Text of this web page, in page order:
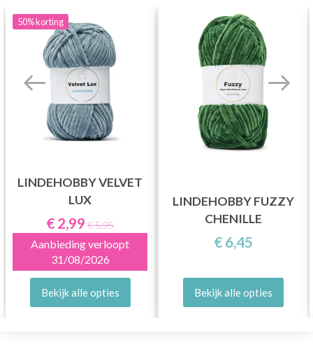
50%korting
LINDEHOBBY VELVET
LUX
€ 2,99 € 5,95
Aanbieding verloopt
31/08/2026
Bekijk alle opties
LINDEHOBBY FUZZY
CHENILLE
€ 6,45
Bekijk alle opties